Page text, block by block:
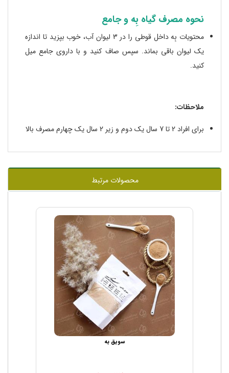
نحوه مصرف گیاه بِه و جامع
محتویات بِه داخل قوطی را در 3 لیوان آب، خوب بپزید تا اندازه
یک لیوان باقی بماند. سپس صاف کنید و با داروی جامع میل
کنید.
ملاحظات:
برای افراد 2 تا 7 سال یک دوم و زیر 2 سال یک چهارم مصرف بالا
محصولات مرتبط
سویق به